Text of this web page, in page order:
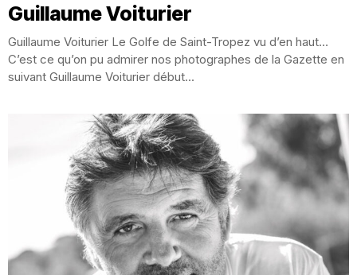
Guillaume Voiturier
Guillaume Voiturier Le Golfe de Saint-Tropez vu d’en haut…
C’est ce qu’on pu admirer nos photographes de la Gazette en
suivant Guillaume Voiturier début...